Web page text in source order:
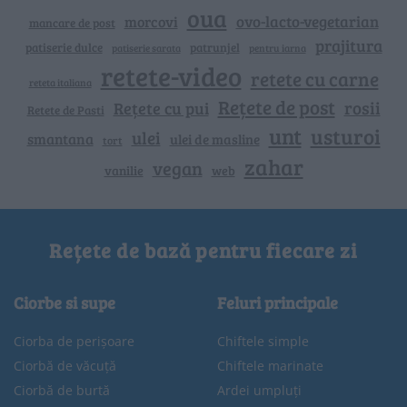
mancare de post morcovi oua ovo-lacto-vegetarian
patiserie dulce patiserie sarata patrunjel pentru iarna prajitura
reteta italiana retete-video retete cu carne
Retete de Pasti Rețete cu pui Rețete de post rosii
smantana tort ulei ulei de masline unt usturoi
vanilie vegan web zahar
Rețete de bază pentru fiecare zi
Ciorbe si supe
Ciorba de perișoare
Ciorbă de văcuță
Ciorbă de burtă
Feluri principale
Chiftele simple
Chiftele marinate
Ardei umpluți